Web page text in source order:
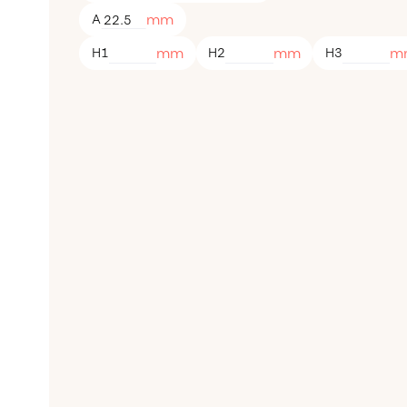
A mm
H1 mm H2 mm H3